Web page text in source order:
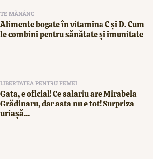
TE MĂNÂNC
Alimente bogate în vitamina C și D. Cum
le combini pentru sănătate și imunitate
LIBERTATEA PENTRU FEMEI
Gata, e oficial! Ce salariu are Mirabela
Grădinaru, dar asta nu e tot! Surpriza
uriașă...